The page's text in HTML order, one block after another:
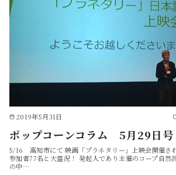
2019年5月31日
ポップコーンコラム 5月29日号
5/16 高知市にて 映画「プラネタリー」上映会開催さ
参加者77名と大盛況！ 発起人であり主催のコープ自然
の中…